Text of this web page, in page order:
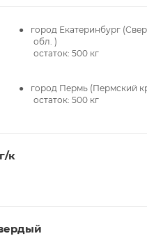
город Екатеринбург
обл. )
остаток: 500 кг
город Пермь (Пермский
остаток: 500 кг
к